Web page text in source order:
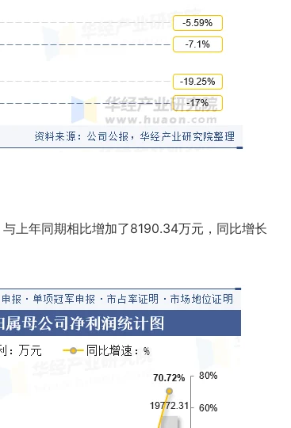
上年同期相比增加了8190.34万元，同比增长